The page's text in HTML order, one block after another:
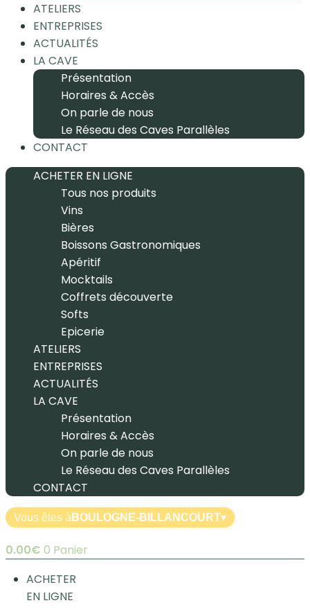
ATELIERS
ENTREPRISES
ACTUALITÉS
LA CAVE
Présentation
Horaires & Accès
On parle de nous
Le Réseau des Caves Parallèles
CONTACT
ACHETER EN LIGNE
Tous nos produits
Vins
Bières
Boissons Gastronomiques
Apéritif
Mocktails
Coffrets découverte
Softs
Epicerie
ATELIERS
ENTREPRISES
ACTUALITÉS
LA CAVE
Présentation
Horaires & Accès
On parle de nous
Le Réseau des Caves Parallèles
CONTACT
Vous êtes à BOULOGNE-BILLANCOURT▾
0.00€ 0 Panier
ACHETER
EN LIGNE